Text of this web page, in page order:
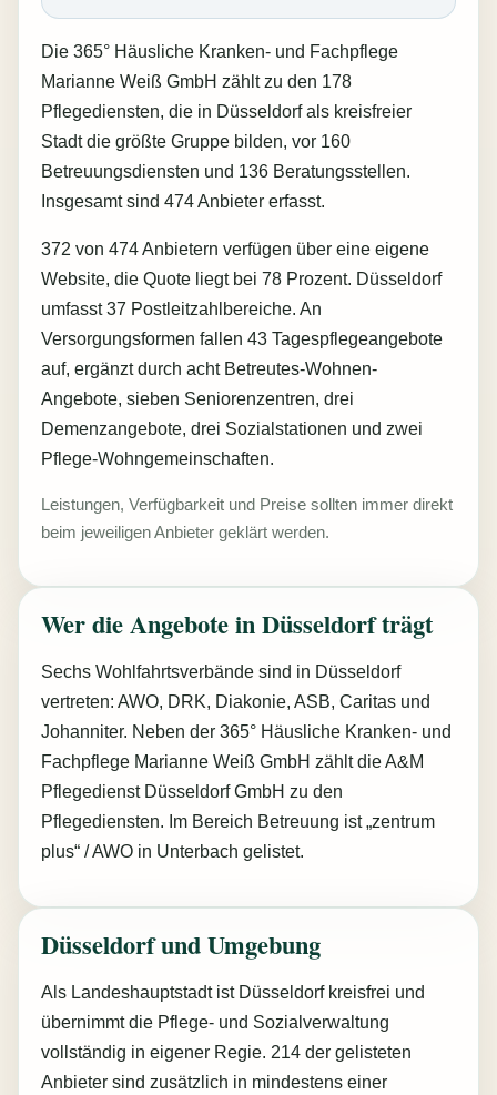
Die 365° Häusliche Kranken- und Fachpflege
Marianne Weiß GmbH zählt zu den 178
Pflegediensten, die in Düsseldorf als kreisfreier
Stadt die größte Gruppe bilden, vor 160
Betreuungsdiensten und 136 Beratungsstellen.
Insgesamt sind 474 Anbieter erfasst.
372 von 474 Anbietern verfügen über eine eigene
Website, die Quote liegt bei 78 Prozent. Düsseldorf
umfasst 37 Postleitzahlbereiche. An
Versorgungsformen fallen 43 Tagespflegeangebote
auf, ergänzt durch acht Betreutes-Wohnen-
Angebote, sieben Seniorenzentren, drei
Demenzangebote, drei Sozialstationen und zwei
Pflege-Wohngemeinschaften.
Leistungen, Verfügbarkeit und Preise sollten immer direkt
beim jeweiligen Anbieter geklärt werden.
Wer die Angebote in Düsseldorf trägt
Sechs Wohlfahrtsverbände sind in Düsseldorf
vertreten: AWO, DRK, Diakonie, ASB, Caritas und
Johanniter. Neben der 365° Häusliche Kranken- und
Fachpflege Marianne Weiß GmbH zählt die A&M
Pflegedienst Düsseldorf GmbH zu den
Pflegediensten. Im Bereich Betreuung ist „zentrum
plus“ / AWO in Unterbach gelistet.
Düsseldorf und Umgebung
Als Landeshauptstadt ist Düsseldorf kreisfrei und
übernimmt die Pflege- und Sozialverwaltung
vollständig in eigener Regie. 214 der gelisteten
Anbieter sind zusätzlich in mindestens einer